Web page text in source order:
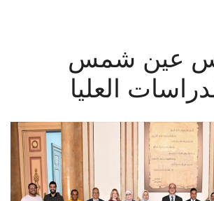
المراكز والوحدات
الإعلام
تواصل معنا
عين شمس
العليا